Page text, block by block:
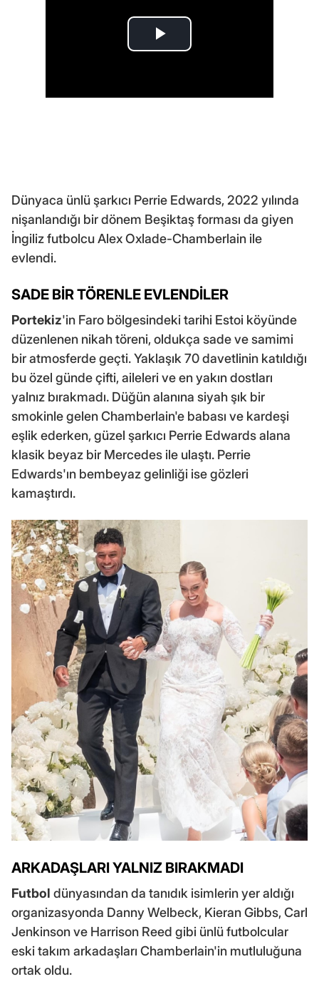
Dünyaca ünlü şarkıcı Perrie Edwards, 2022 yılında
nişanlandığı bir dönem Beşiktaş forması da giyen
İngiliz futbolcu Alex Oxlade-Chamberlain ile
evlendi.
SADE BİR TÖRENLE EVLENDİLER
Portekiz'in Faro bölgesindeki tarihi Estoi köyünde
düzenlenen nikah töreni, oldukça sade ve samimi
bir atmosferde geçti. Yaklaşık 70 davetlinin katıldığı
bu özel günde çifti, aileleri ve en yakın dostları
yalnız bırakmadı. Düğün alanına siyah şık bir
smokinle gelen Chamberlain'e babası ve kardeşi
eşlik ederken, güzel şarkıcı Perrie Edwards alana
klasik beyaz bir Mercedes ile ulaştı. Perrie
Edwards'ın bembeyaz gelinliği ise gözleri
kamaştırdı.
ARKADAŞLARI YALNIZ BIRAKMADI
Futbol dünyasından da tanıdık isimlerin yer aldığı
organizasyonda Danny Welbeck, Kieran Gibbs, Carl
Jenkinson ve Harrison Reed gibi ünlü futbolcular
eski takım arkadaşları Chamberlain'in mutluluğuna
ortak oldu.